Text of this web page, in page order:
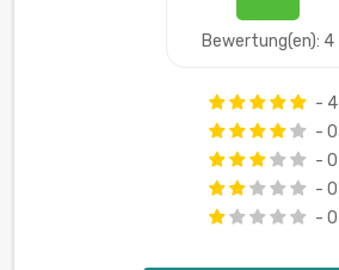
Bewertung(en): 4
- 4
- 0
- 0
- 0
- 0